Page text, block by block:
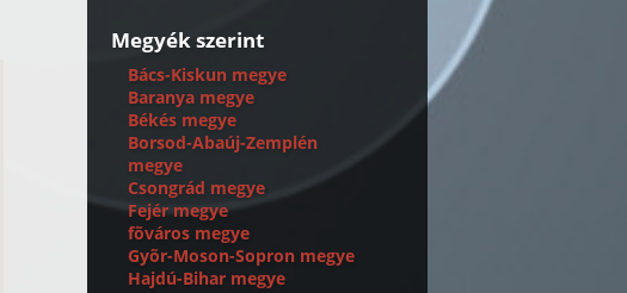
Megyék szerint
Bács-Kiskun megye
Baranya megye
Békés megye
Borsod-Abaúj-Zemplén
megye
Csongrád megye
Fejér megye
fõváros megye
Gyõr-Moson-Sopron megye
Hajdú-Bihar megye